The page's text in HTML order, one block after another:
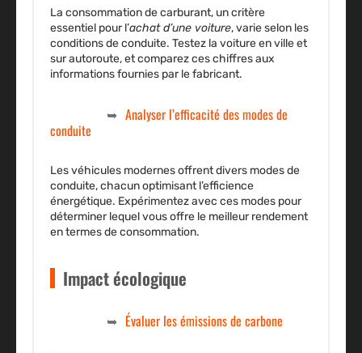
La consommation de carburant, un critère
essentiel pour l’achat d’une voiture, varie selon les
conditions de conduite. Testez la voiture en ville et
sur autoroute, et comparez ces chiffres aux
informations fournies par le fabricant.
Analyser l’efficacité des modes de
conduite
Les véhicules modernes offrent divers modes de
conduite, chacun optimisant l’efficience
énergétique. Expérimentez avec ces modes pour
déterminer lequel vous offre le meilleur rendement
en termes de consommation.
Impact écologique
Évaluer les émissions de carbone